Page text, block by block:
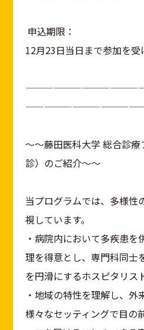
申込期限：
12月23日当日まで参加を受
～～藤田医科大学 総合診
診）のご紹介～～
当プログラムでは、多様性
視しています。
・病院内において多疾患を
理を得意とし、専門科同士
を円滑にするホスピタリス
・地域の特性を理解し、外
様々なセッティングで目の